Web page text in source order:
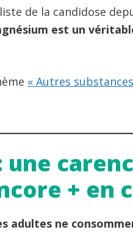
de la candidose
est un
« Autres
une
+ en
adultes ne